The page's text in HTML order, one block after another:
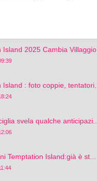
Island 2025 Cambia Villaggio
Island : foto coppie, tentatori...
svela qualche anticipazi...
Temptation Island:già è st...